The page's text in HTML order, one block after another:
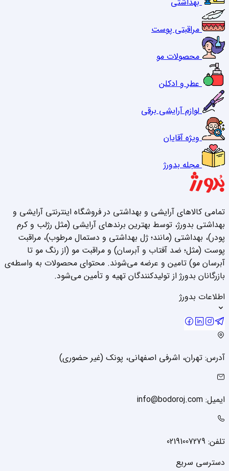
مراقبتی پوست
محصولات مو
عطر و ادکلن
لوازم آرایشی برقی
ویژه آقایان
مجله بدورژ
تمامی کالاهای آرایشی و بهداشتی در فروشگاه اینترنتی آرایشی و
بهداشتی بدورژ، توسط بهترین برندهای آرایشی (مثل رژلب و کرم
پودر)، بهداشتی (مانند؛ ژل بهداشتی و دستمال مرطوب)، مراقبت
پوست (مثل؛ ضد آفتاب و آبرسان) و مراقبت مو (از رنگ مو تا
آبرسان مو) تامین و عرضه می‌شوند. محتوای محصولات به واسطه‌ی
بازرگانان بدورژ از تولیدکنندگان تهیه و تأمین می‌شود.
اطلاعات بدورژ
آدرس: تهران، اشرفی اصفهانی، پونک (غیر حضوری)
ایمیل: info@bodoroj.com
تلفن: 02191007279
دسترسی سریع